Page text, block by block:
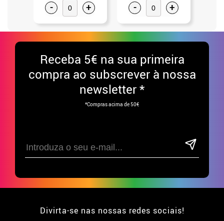
- + - +
Receba 5€ na sua primeira
compra ao subscrever à nossa
newsletter *
*Compras acima de 50€
Divirta-se nas nossas redes sociais!